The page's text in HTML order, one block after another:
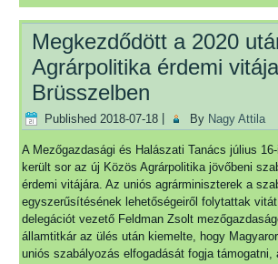
Megkezdődött a 2020
Agrárpolitika érdemi
Brüsszelben
Published 2018-07-18 By Nagy Attila
A Mezőgazdasági és Halászati Tanács július
került sor az új Közös Agrárpolitika jövőbeni
érdemi vitájára. Az uniós agrárminiszterek a
egyszerűsítésének lehetőségeiről folytattak
delegációt vezető Feldman Zsolt
államtitkár az ülés után kiemelte, hogy
uniós szabályozás elfogadását fogja támogatni,